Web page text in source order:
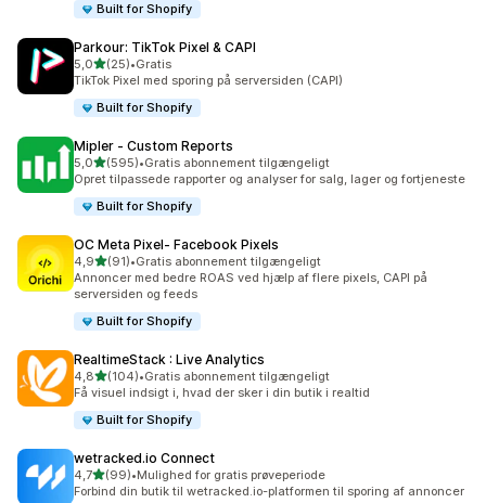
Built for Shopify
Parkour: TikTok Pixel & CAPI
5,0ud af 5 stjerner
(25)
25 anmeldelser i alt
•Gratis
TikTok Pixel med sporing på serversiden (CAPI)
Built for Shopify
Mipler ‑ Custom Reports
5,0ud af 5 stjerner
(595)
595 anmeldelser i alt
•Gratis abonnement tilgængeligt
Opret tilpassede rapporter og analyser for salg, lager og fortjeneste
Built for Shopify
OC Meta Pixel‑ Facebook Pixels
4,9ud af 5 stjerner
(91)
91 anmeldelser i alt
•Gratis abonnement tilgængeligt
Annoncer med bedre ROAS ved hjælp af flere pixels, CAPI på
serversiden og feeds
Built for Shopify
RealtimeStack : Live Analytics
4,8ud af 5 stjerner
(104)
104 anmeldelser i alt
•Gratis abonnement tilgængeligt
Få visuel indsigt i, hvad der sker i din butik i realtid
Built for Shopify
wetracked.io Connect
4,7ud af 5 stjerner
(99)
99 anmeldelser i alt
•Mulighed for gratis prøveperiode
Forbind din butik til wetracked.io-platformen til sporing af annoncer